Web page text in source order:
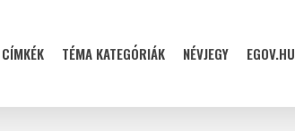
CÍMKÉK TÉMA KATEGÓRIÁK NÉVJEGY EGOV.HU